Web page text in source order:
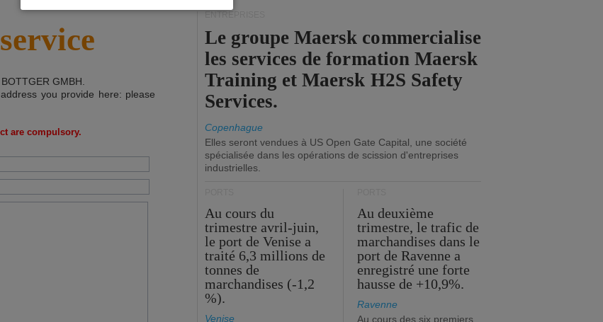
GMBH
you provide here: please
are compulsory.
ENTREPRISES
Le groupe Maersk commercialise
les services de formation Maersk
Training et Maersk H2S Safety
Services.
Copenhague
Elles seront vendues à US Open Gate Capital, une société
spécialisée dans les opérations de scission d'entreprises
industrielles.
Au cours du
trimestre avril-juin,
le port de Venise a
traité 6,3 millions de
tonnes de
marchandises (-1,2
%).
Venise
Au deuxième
trimestre, le trafic de
marchandises dans le
port de Ravenne a
enregistré une forte
hausse de +10,9%.
Ravenne
Au cours des six premiers